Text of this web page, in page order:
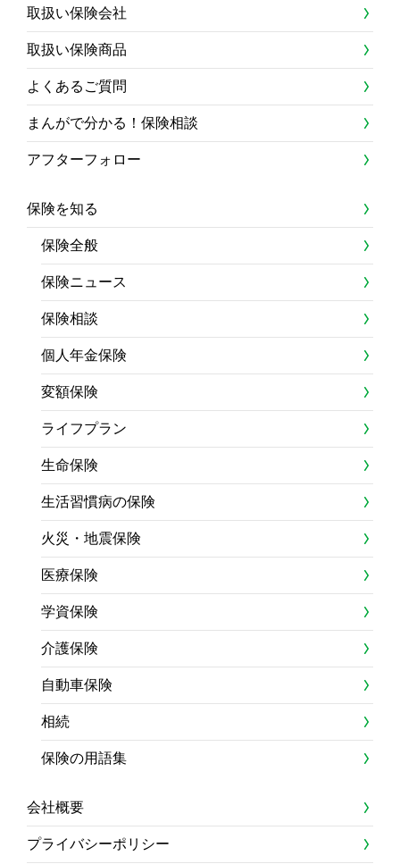
取扱い保険会社
取扱い保険商品
よくあるご質問
まんがで分かる！保険相談
アフターフォロー
保険を知る
保険全般
保険ニュース
保険相談
個人年金保険
変額保険
ライフプラン
生命保険
生活習慣病の保険
火災・地震保険
医療保険
学資保険
介護保険
自動車保険
相続
保険の用語集
会社概要
プライバシーポリシー